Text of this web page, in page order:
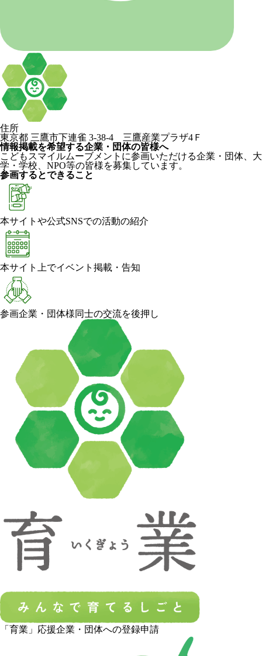
住所
東京都 三鷹市下連雀 3-38-4 三鷹産業プラザ4Ｆ
情報掲載を希望する企業・団体の皆様へ
こどもスマイルムーブメントに参画いただける企業・団体、大
学・学校、NPO等の皆様を募集しています。
参画するとできること
本サイトや公式SNSでの活動の紹介
本サイト上でイベント掲載・告知
参画企業・団体様同士の交流を後押し
「育業」応援企業・団体への登録申請